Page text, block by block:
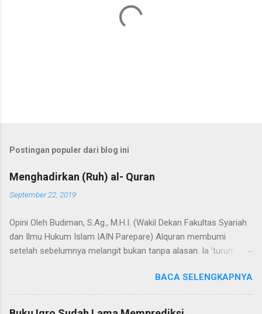
t
g
K
e
n
a
Postingan populer dari blog ini
Menghadirkan (Ruh) al- Quran
September 22, 2019
Opini Oleh Budiman, S.Ag., M.H.I. (Wakil Dekan Fakultas Syariah
dan Ilmu Hukum Islam IAIN Parepare) Alquran membumi
setelah sebelumnya melangit bukan tanpa alasan. Ia 'turun'
hudan (panduan) bagi segenap manusia dalam hidup dan
kehidupannya. Selain itu, Alquran adalah Annur dan Nur
(cahaya). Kedua terma ini menunjuk pada nama dan fungsi
BACA SELENGKAPNYA